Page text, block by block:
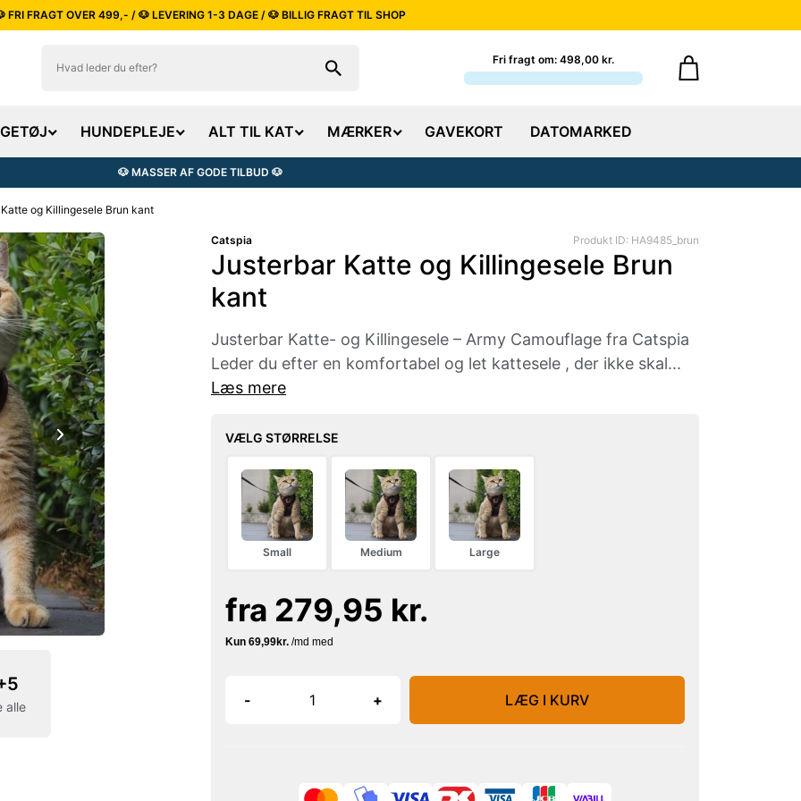
FRI FRAGT OVER 499,- / 🐶 LEVERING 1-3 DAGE / 🐶 BILLIG FRAGT TIL SHOP
Fri fragt om: 498,00 kr.
HUNDEPLEJE ALT TIL KAT MÆRKER GAVEKORT DATOMARKED
🐶 MASSER AF GODE TILBUD 🐶
og Killingesele Brun kant
alle
Catspia Produkt ID: HA9485_brun
Justerbar Katte og Killingesele Brun
kant
Justerbar Katte- og Killingesele – Army Camouflage fra Catspia
Leder du efter en komfortabel og let kattesele , der ikke skal...
Læs mere
VÆLG STØRRELSE
Small Medium Large
fra 279,95 kr.
- + LÆG I KURV